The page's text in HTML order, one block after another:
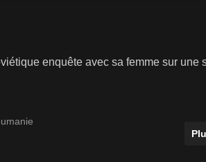
enquête avec sa femme sur une